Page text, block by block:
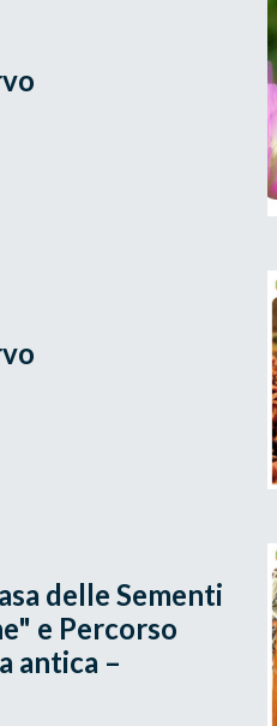
delle Sementi
e Percorso
antica –